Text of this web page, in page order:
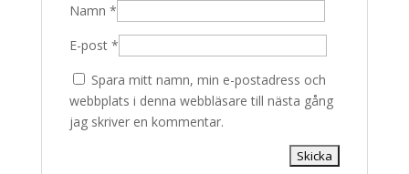
Namn *
E-post *
Spara mitt namn, min e-postadress och
webbplats i denna webbläsare till nästa gång
jag skriver en kommentar.